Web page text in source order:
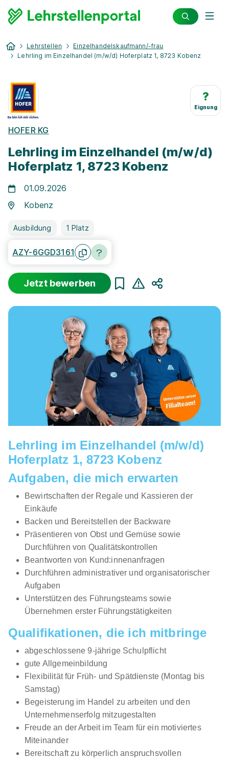
Lehrstellen
Einzelhandelskaufmann/-frau
Lehrling im Einzelhandel (m/w/d) Hoferplatz 1, 8723 Kobenz
?
Eignung
HOFER KG
Lehrling im Einzelhandel (m/w/d)
Hoferplatz 1, 8723 Kobenz
01.09.2026
Kobenz
Ausbildung 1 Platz
AZY-6GGD3161
Jetzt bewerben
Lehrling im Einzelhandel (m/w/d)
Hoferplatz 1, 8723 Kobenz
Aufgaben, die mich erwarten
Bewirtschaften der Regale und Kassieren der
Einkäufe
Backen und Bereitstellen der Backware
Präsentieren von Obst und Gemüse sowie
Durchführen von Qualitätskontrollen
Beantworten von Kund:innenanfragen
Durchführen administrativer und organisatorischer
Aufgaben
Unterstützen des Führungsteams sowie
Übernehmen erster Führungstätigkeiten
Qualifikationen, die ich mitbringe
abgeschlossene 9-jährige Schulpflicht
gute Allgemeinbildung
Flexibilität für Früh- und Spätdienste (Montag bis
Samstag)
Begeisterung im Handel zu arbeiten und den
Unternehmenserfolg mitzugestalten
Freude an der Arbeit im Team für ein motiviertes
Miteinander
Bereitschaft zu körperlich anspruchsvollen